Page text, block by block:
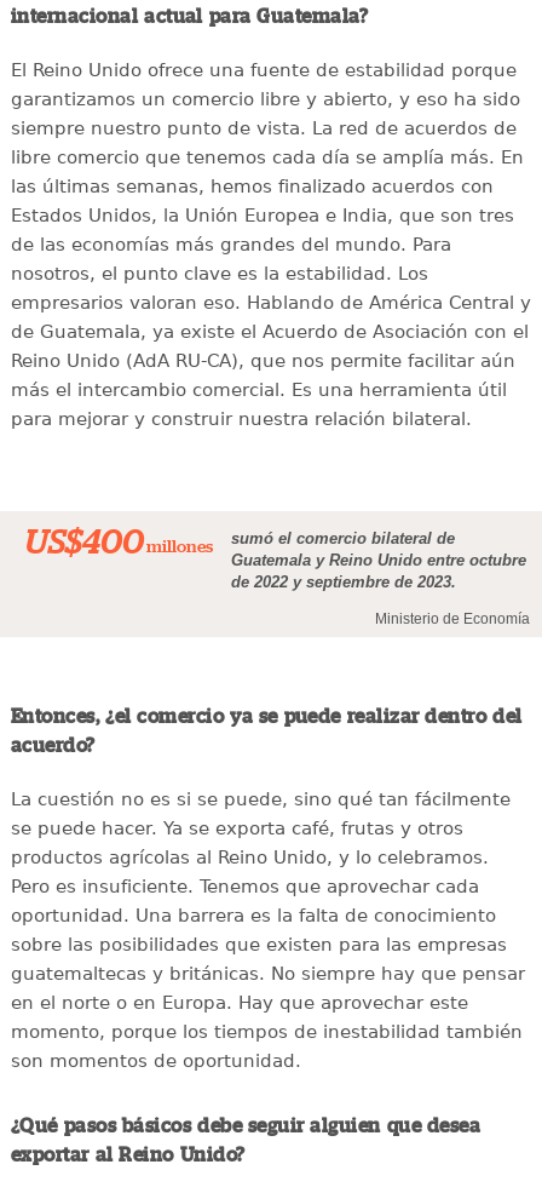
internacional actual para Guatemala?
El Reino Unido ofrece una fuente de estabilidad porque
garantizamos un comercio libre y abierto, y eso ha sido
siempre nuestro punto de vista. La red de acuerdos de
libre comercio que tenemos cada día se amplía más. En
las últimas semanas, hemos finalizado acuerdos con
Estados Unidos, la Unión Europea e India, que son tres
de las economías más grandes del mundo. Para
nosotros, el punto clave es la estabilidad. Los
empresarios valoran eso. Hablando de América Central y
de Guatemala, ya existe el Acuerdo de Asociación con el
Reino Unido (AdA RU-CA), que nos permite facilitar aún
más el intercambio comercial. Es una herramienta útil
para mejorar y construir nuestra relación bilateral.
US$400millones
sumó el comercio bilateral de
Guatemala y Reino Unido entre octubre
de 2022 y septiembre de 2023.
Ministerio de Economía
Entonces, ¿el comercio ya se puede realizar dentro del
acuerdo?
La cuestión no es si se puede, sino qué tan fácilmente
se puede hacer. Ya se exporta café, frutas y otros
productos agrícolas al Reino Unido, y lo celebramos.
Pero es insuficiente. Tenemos que aprovechar cada
oportunidad. Una barrera es la falta de conocimiento
sobre las posibilidades que existen para las empresas
guatemaltecas y británicas. No siempre hay que pensar
en el norte o en Europa. Hay que aprovechar este
momento, porque los tiempos de inestabilidad también
son momentos de oportunidad.
¿Qué pasos básicos debe seguir alguien que desea
exportar al Reino Unido?